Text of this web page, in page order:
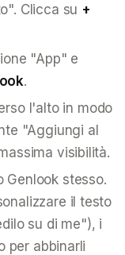
Clicca su +
"App" e
.
l'alto in modo
"Aggiungi al
visibilità.
Genlook stesso.
il testo
su di me"), i
per abbinarli